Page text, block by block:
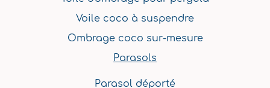
r
a
b
e
e
s
Voile coco à suspendre
Ombrage coco sur-mesure
Parasols
Parasol déporté